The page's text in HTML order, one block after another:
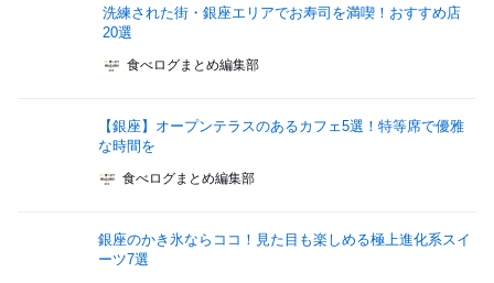
洗練された街・銀座エリアでお寿司を満喫！おすすめ店
20選
食べログまとめ編集部
【銀座】オープンテラスのあるカフェ5選！特等席で優雅
な時間を
食べログまとめ編集部
銀座のかき氷ならココ！見た目も楽しめる極上進化系スイ
ーツ7選